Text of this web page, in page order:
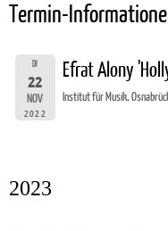
Termin-
DI
22
NOV
2022
Efrat Alony
Institut für Musik,
2023